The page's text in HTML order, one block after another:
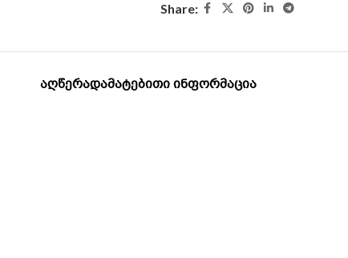
Share:
ᲐᲦᲬᲔᲠᲐᲓᲐᲛᲐᲢᲔᲑᲘᲗᲘ ᲘᲜᲤᲝᲠᲛᲐᲪᲘᲐ